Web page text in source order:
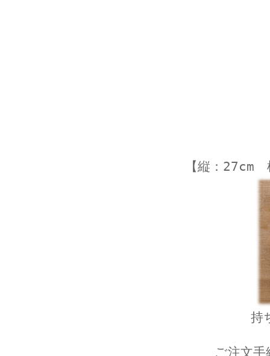
【縦：27cm
持
ご注文